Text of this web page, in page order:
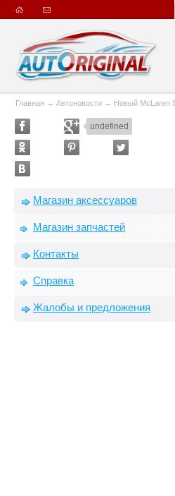
Главная → Автоновости → Новый McLaren
undefined
Магазин аксессуаров
Магазин запчастей
Контакты
Справка
Жалобы и предложения